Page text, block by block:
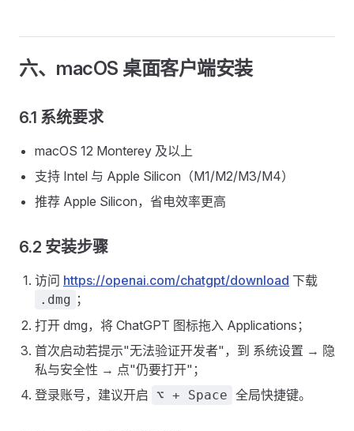
六、macOS 桌面客户端安装
6.1 系统要求
macOS 12 Monterey 及以上
支持 Intel 与 Apple Silicon（M1/M2/M3/M4）
推荐 Apple Silicon，省电效率更高
6.2 安装步骤
访问 https://openai.com/chatgpt/download 下载
.dmg ；
打开 dmg，将 ChatGPT 图标拖入 Applications；
首次启动若提示"无法验证开发者"，到 系统设置 → 隐
私与安全性 → 点"仍要打开"；
登录账号，建议开启 ⌥ + Space 全局快捷键。